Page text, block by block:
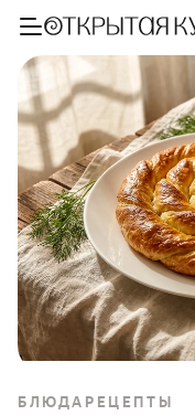
БЛЮДА РЕЦЕПТЫ